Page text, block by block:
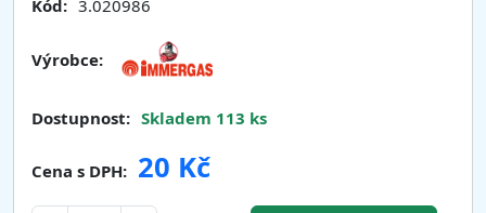
Kód: 3.020986
Výrobce:
Dostupnost: Skladem 113 ks
Cena s DPH: 20 Kč